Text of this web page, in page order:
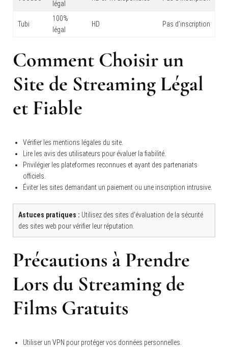
légal
Tubi
100%
légal
HD Pas d’inscription
Comment Choisir un
Site de Streaming Légal
et Fiable
Vérifier les mentions légales du site.
Lire les avis des utilisateurs pour évaluer la fiabilité.
Privilégier les plateformes reconnues et ayant des partenariats
officiels.
Éviter les sites demandant un paiement ou une inscription intrusive.
Astuces pratiques : Utilisez des sites d’évaluation de la sécurité
des sites web pour vérifier leur réputation.
Précautions à Prendre
Lors du Streaming de
Films Gratuits
Utiliser un VPN pour protéger vos données personnelles.